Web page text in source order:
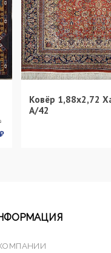
Ковёр 1,88х2,72
А/42